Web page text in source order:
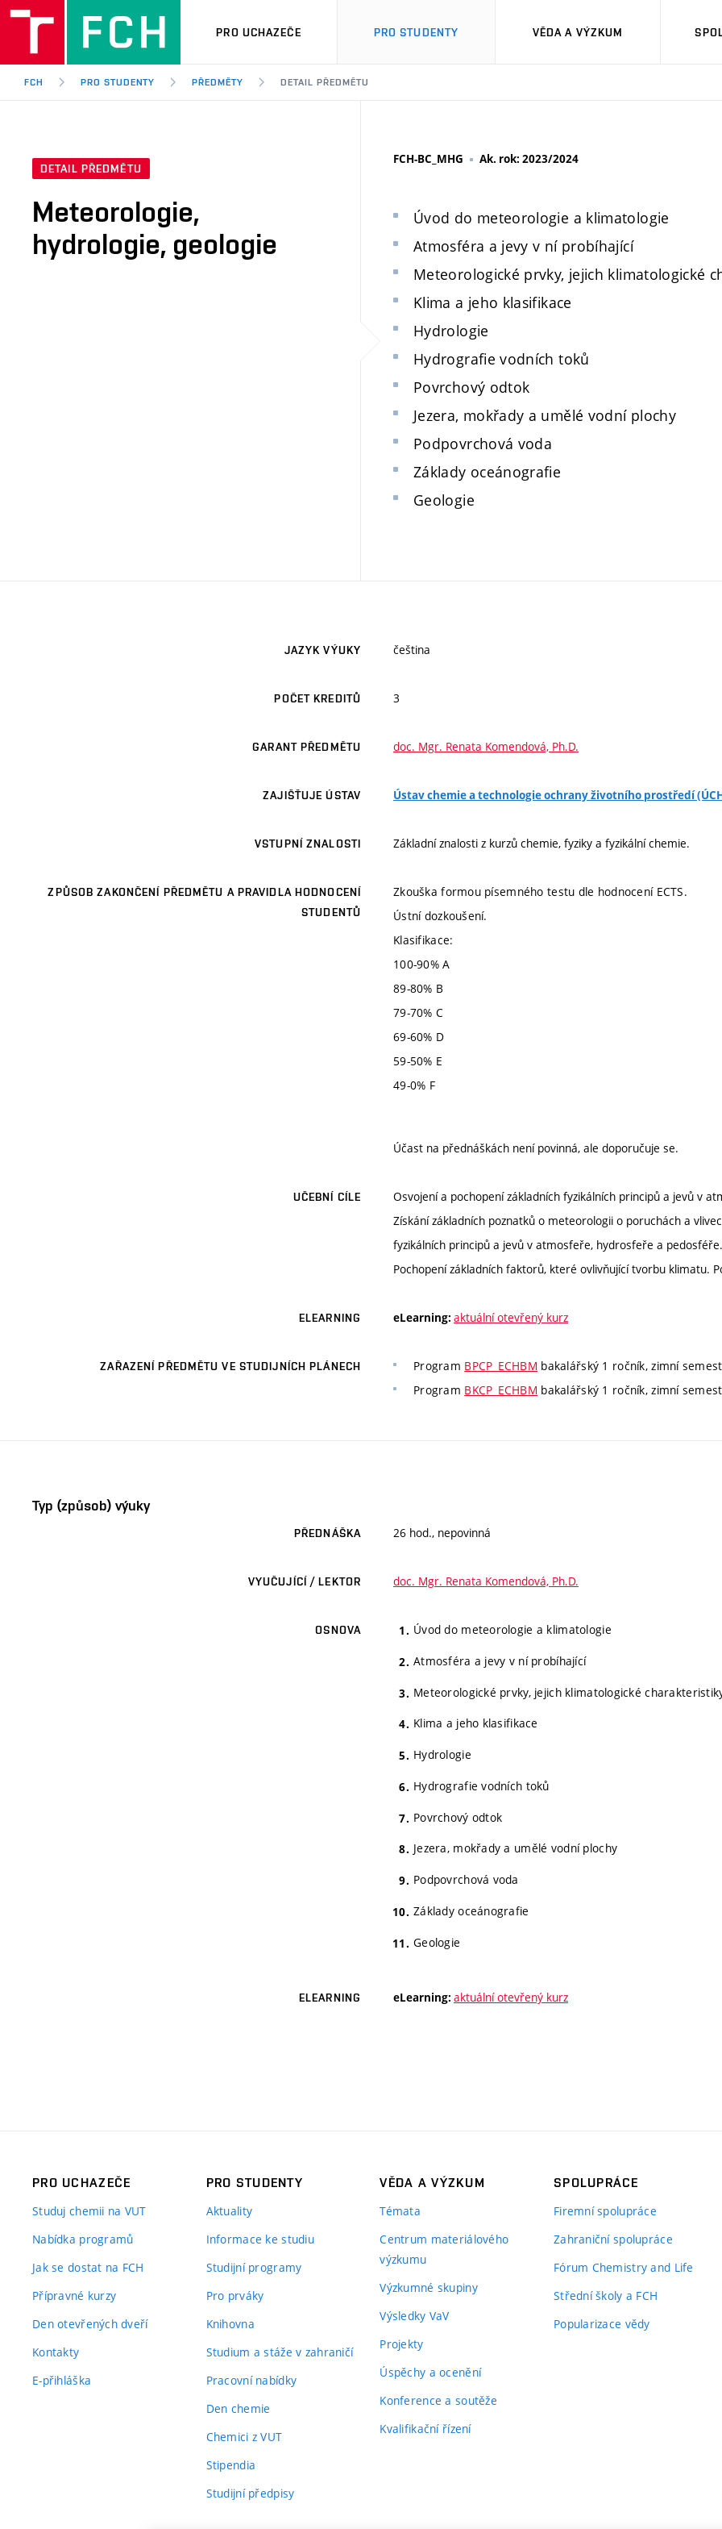
PRO UCHAZEČE PRO STUDENTY VĚDA A VÝZKUM
FCH PRO STUDENTY PŘEDMĚTY DETAIL PŘEDMĚTU
DETAIL PŘEDMĚTU
Meteorologie,
hydrologie, geologie
FCH-BC_MHG Ak. rok: 2023/2024
Úvod do meteorologie a klimatologie
Atmosféra a jevy v ní probíhající
Meteorologické prvky, jejich klimatologické
Klima a jeho klasifikace
Hydrologie
Hydrografie vodních toků
Povrchový odtok
Jezera, mokřady a umělé vodní plochy
Podpovrchová voda
Základy oceánografie
Geologie
JAZYK VÝUKY čeština
POČET KREDITŮ 3
GARANT PŘEDMĚTU doc. Mgr. Renata Komendová, Ph.D.
ZAJIŠŤUJE ÚSTAV Ústav chemie a technologie ochrany životního prostředí
VSTUPNÍ ZNALOSTI Základní znalosti z kurzů chemie, fyziky a fyzikální chemie.
ZPŮSOB ZAKONČENÍ PŘEDMĚTU A PRAVIDLA HODNOCENÍ
STUDENTŮ
Zkouška formou písemného testu dle hodnocení ECTS.
Ústní dozkoušení.
Klasifikace:
100-90% A
89-80% B
79-70% C
69-60% D
59-50% E
49-0% F
Účast na přednáškách není povinná, ale doporučuje se.
UČEBNÍ CÍLE
Osvojení a pochopení základních fyzikálních principů a jevů v
Získání základních poznatků o meteorologii o poruchách a
fyzikálních principů a jevů v atmosfeře, hydrosfeře a
Pochopení základních faktorů, které ovlivňující tvorbu klimatu.
ELEARNING eLearning: aktuální otevřený kurz
ZAŘAZENÍ PŘEDMĚTU VE STUDIJNÍCH PLÁNECH Program BPCP_ECHBM bakalářský 1 ročník, zimní
Program BKCP_ECHBM bakalářský 1 ročník, zimní
Typ (způsob) výuky
PŘEDNÁŠKA 26 hod., nepovinná
VYUČUJÍCÍ / LEKTOR doc. Mgr. Renata Komendová, Ph.D.
OSNOVA Úvod do meteorologie a klimatologie
Atmosféra a jevy v ní probíhající
Meteorologické prvky, jejich klimatologické
Klima a jeho klasifikace
Hydrologie
Hydrografie vodních toků
Povrchový odtok
Jezera, mokřady a umělé vodní plochy
Podpovrchová voda
Základy oceánografie
Geologie
ELEARNING eLearning: aktuální otevřený kurz
PRO UCHAZEČE
Studuj chemii na VUT
Nabídka programů
Jak se dostat na FCH
Přípravné kurzy
Den otevřených dveří
Kontakty
E-přihláška
PRO STUDENTY
Aktuality
Informace ke studiu
Studijní programy
Pro prváky
Knihovna
Studium a stáže v zahraničí
Pracovní nabídky
Den chemie
Chemici z VUT
Stipendia
Studijní předpisy
VĚDA A VÝZKUM
Témata
Centrum materiálového
výzkumu
Výzkumné skupiny
Výsledky VaV
Projekty
Úspěchy a ocenění
Konference a soutěže
Kvalifikační řízení
SPOLUPRÁCE
Firemní spolupráce
Zahraniční spolupráce
Fórum Chemistry and Life
Střední školy a FCH
Popularizace vědy